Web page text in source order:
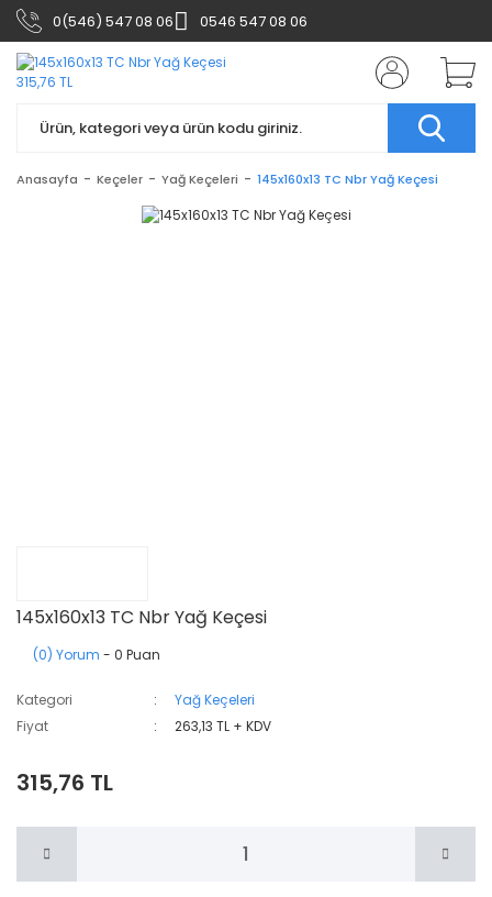
0(546) 547 08 06 0546 547 08 06
Anasayfa Keçeler Yağ Keçeleri 145x160x13 TC Nbr Yağ Keçesi
145x160x13 TC Nbr Yağ Keçesi
(0) Yorum - 0 Puan
Kategori
Yağ Keçeleri
Fiyat
263,13 TL + KDV
315,76 TL